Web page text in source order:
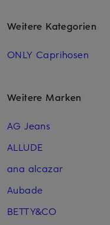
Weitere Kategorien
ONLY Caprihosen
Weitere Marken
AG Jeans
ALLUDE
ana alcazar
Aubade
BETTY&CO